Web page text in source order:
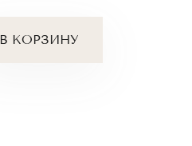
В КОРЗИНУ